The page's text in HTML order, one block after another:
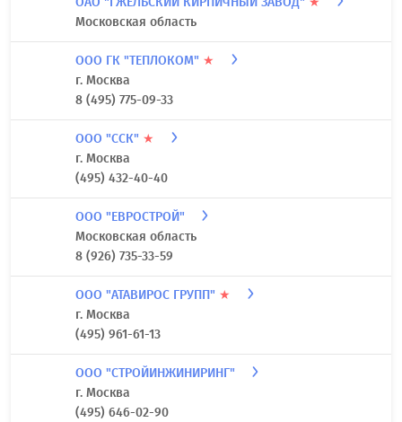
Московская область
ООО ГК "ТЕПЛОКОМ" ★
г. Москва
8 (495) 775-09-33
ООО "ССК" ★
г. Москва
(495) 432-40-40
ООО "ЕВРОСТРОЙ"
Московская область
8 (926) 735-33-59
ООО "АТАВИРОС ГРУПП" ★
г. Москва
(495) 961-61-13
ООО "СТРОЙИНЖИНИРИНГ"
г. Москва
(495) 646-02-90